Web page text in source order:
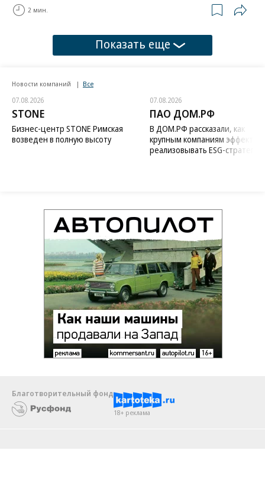
2 мин.
Показать еще
Новости компаний Все
07.08.2026
STONE
Бизнес-центр STONE Римская
возведен в полную высоту
07.08.2026
ПАО ДОМ.РФ
В ДОМ.РФ рассказали, как
крупным компаниям
реализовывать ESG-стратегию
Благотворительный фонд
18+ реклама